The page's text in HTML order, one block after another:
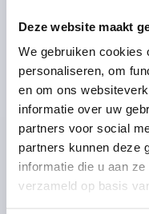
Deze website maakt
We gebruiken cookies
personaliseren, om
en om ons
informatie over uw
partners voor social
partners kunnen deze
informatie die u aan
verzameld op basis
EINHÄNGEHALTER,
STAHL VERZINKT
FORM=B FORM-
Bestellnummer:
5,74 €
zzgl. Versandkosten